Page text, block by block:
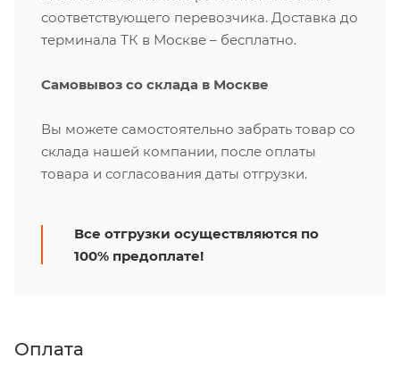
соответствующего перевозчика. Доставка до
терминала ТК в Москве – бесплатно.
Самовывоз со склада в Москве
Вы можете самостоятельно забрать товар со
склада нашей компании, после оплаты
товара и согласования даты отгрузки.
Все отгрузки осуществляются по
100% предоплате!
Оплата